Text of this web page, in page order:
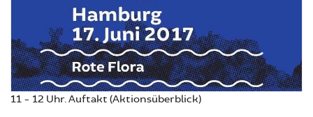
11 - 12 Uhr. Auftakt (Aktionsüberblick)